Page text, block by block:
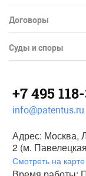
Договоры
Суды и споры
+7 495
info@patentus.ru
Адрес: Москва,
2 (м.
Смотреть на карте